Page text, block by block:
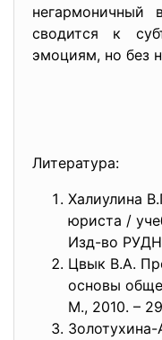
негармоничный
сводится к
эмоциям, но без
Литература:
Халиулина
юриста /
Изд-во
Цвык В.А.
основы
М., 2010. –